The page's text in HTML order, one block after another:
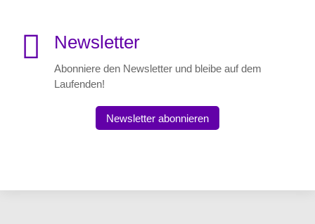
 Newsletter
Abonniere den Newsletter und bleibe auf dem
Laufenden!
Newsletter abonnieren